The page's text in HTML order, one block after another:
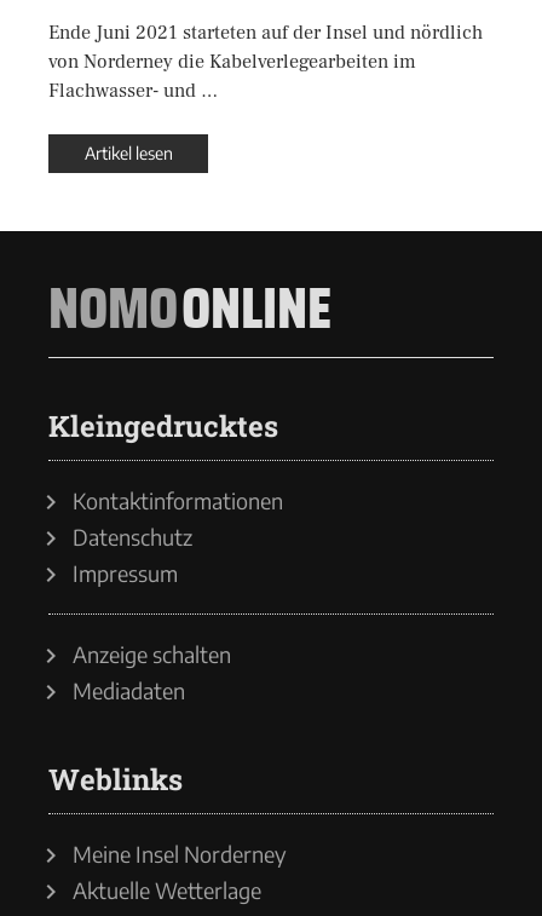
Ende Juni 2021 starteten auf der Insel und nördlich
von Norderney die Kabelverlegearbeiten im
Flachwasser- und …
Artikel lesen
NOMOONLINE
Kleingedrucktes
Kontaktinformationen
Datenschutz
Impressum
Anzeige schalten
Mediadaten
Weblinks
Meine Insel Norderney
Aktuelle Wetterlage